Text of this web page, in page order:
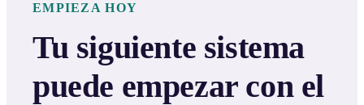
EMPIEZA HOY
Tu siguiente sistema
puede empezar con el